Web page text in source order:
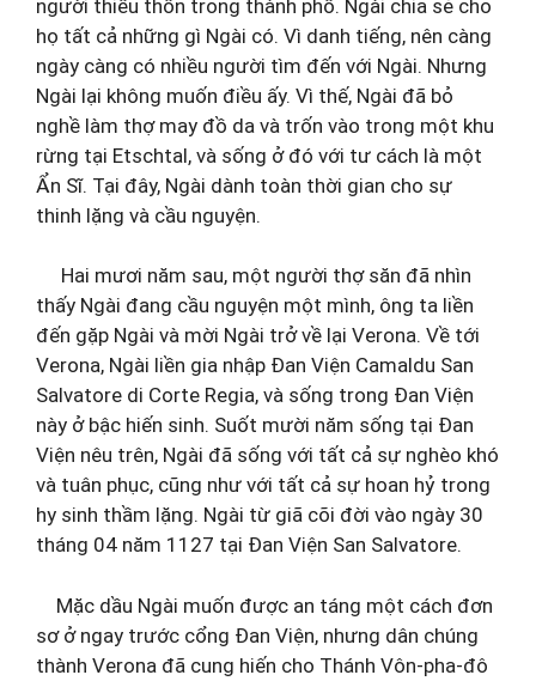
người thiếu thốn trong thành phố. Ngài chia sẻ cho
họ tất cả những gì Ngài có. Vì danh tiếng, nên càng
ngày càng có nhiều người tìm đến với Ngài. Nhưng
Ngài lại không muốn điều ấy. Vì thế, Ngài đã bỏ
nghề làm thợ may đồ da và trốn vào trong một khu
rừng tại Etschtal, và sống ở đó với tư cách là một
Ẩn Sĩ. Tại đây, Ngài dành toàn thời gian cho sự
thinh lặng và cầu nguyện.
Hai mươi năm sau, một người thợ săn đã nhìn
thấy Ngài đang cầu nguyện một mình, ông ta liền
đến gặp Ngài và mời Ngài trở về lại Verona. Về tới
Verona, Ngài liền gia nhập Đan Viện Camaldu San
Salvatore di Corte Regia, và sống trong Đan Viện
này ở bậc hiến sinh. Suốt mười năm sống tại Đan
Viện nêu trên, Ngài đã sống với tất cả sự nghèo khó
và tuân phục, cũng như với tất cả sự hoan hỷ trong
hy sinh thầm lặng. Ngài từ giã cõi đời vào ngày 30
tháng 04 năm 1127 tại Đan Viện San Salvatore.
Mặc dầu Ngài muốn được an táng một cách đơn
sơ ở ngay trước cổng Đan Viện, nhưng dân chúng
thành Verona đã cung hiến cho Thánh Vôn-pha-đô